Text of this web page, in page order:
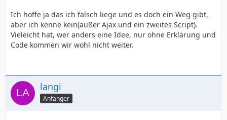
Ich hoffe ja das ich falsch liege und es doch ein Weg gibt,
aber ich kenne kein(außer Ajax und ein zweites Script).
Vieleicht hat, wer anders eine Idee, nur ohne Erklärung und
Code kommen wir wohl nicht weiter.
langi
Anfänger